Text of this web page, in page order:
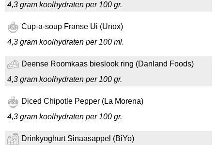
4,3 gram koolhydraten per 100 gr.
Cup-a-soup Franse Ui (Unox)
4,3 gram koolhydraten per 100 ml.
Deense Roomkaas bieslook ring (Danland Foods)
4,3 gram koolhydraten per 100 gr.
Diced Chipotle Pepper (La Morena)
4,3 gram koolhydraten per 100 gr.
Drinkyoghurt Sinaasappel (BiYo)